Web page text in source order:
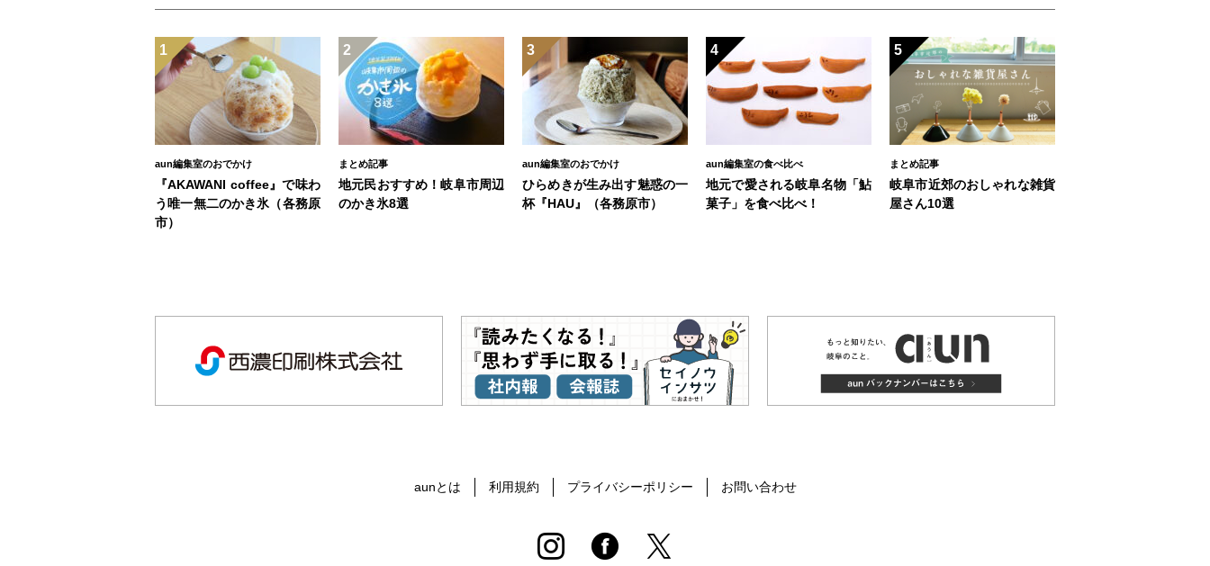
aun編集室のおでかけ
『AKAWANI coffee』で味わ
う唯一無二のかき氷（各務原
市）
まとめ記事
地元民おすすめ！岐阜市周辺
のかき氷8選
aun編集室のおでかけ
ひらめきが生み出す魅惑の一
杯『HAU』（各務原市）
aun編集室の食べ比べ
地元で愛される岐阜名物「鮎
菓子」を食べ比べ！
まとめ記事
岐阜市近郊のおしゃれな雑貨
屋さん10選
aunとは 利用規約 プライバシーポリシー お問い合わせ